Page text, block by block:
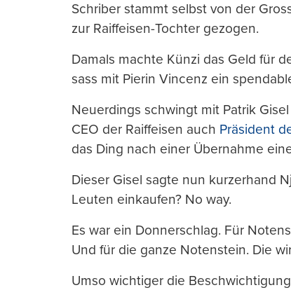
Schriber stammt selbst von der
zur Raiffeisen-Tochter gezogen.
Damals machte Künzi das Geld für
sass mit Pierin Vincenz ein
Neuerdings schwingt mit Patrik
CEO der Raiffeisen auch Präsident
das Ding nach einer Übernahme
Dieser Gisel sagte nun kurzerhand
Leuten einkaufen? No way.
Es war ein Donnerschlag. Für
Und für die ganze Notenstein. Die
Umso wichtiger die